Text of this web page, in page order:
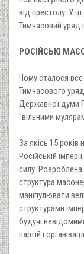
від престолу. У
Тимчасовий уряд
РОСІЙСЬКІ
Чому сталося
Тимчасового
Державної думи
"вільними
За якісь 15
Російській
силу. Розроблена
структура
маніпулювати
структурами
будучі
партій і